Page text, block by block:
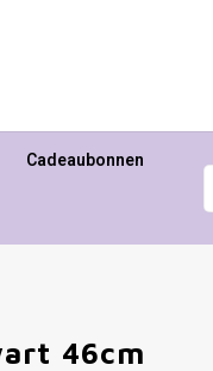
Cadeaubonnen
46cm